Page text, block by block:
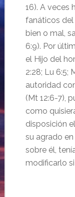
16). A veces
fanáticos
bien o mal,
6:9). Por
el Hijo del
2:28; Lu 6:5;
autoridad
(Mt 12:6-7),
como
disposición
su agrado
sobre él,
modificarlo